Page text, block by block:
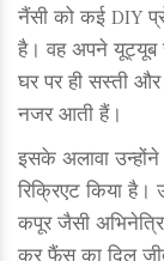
नैंसी को कई DIY
है। वह अपने यूट्यूब
घर पर ही सस्ती
नजर आती हैं।
इसके अलावा
रिक्रिएट किया है।
कपूर जैसी